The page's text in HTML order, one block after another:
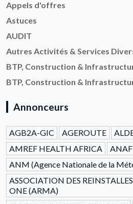
Appels d'offres
Astuces
AUDIT
Autres Activités & Services
BTP, Construction &
BTP, Construction &
Annonceurs
AGB2A-GIC AGEROUTE
AMREF HEALTH AFRICA
ANM (Agence Nationale de la
ASSOCIATION DES
ONE (ARMA)